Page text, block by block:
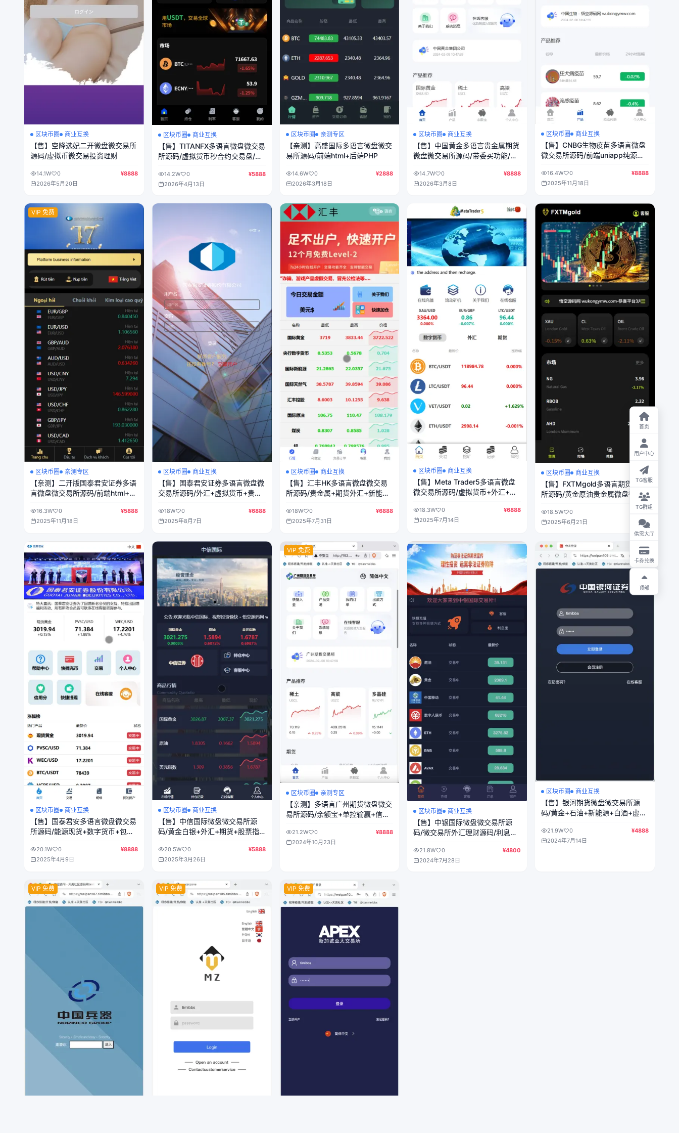
区块币圈 商业互换
【售】空降选妃二开微盘微交易所
源码/虚拟币微交易投资理财
14.1W 0
¥8888
2026年5月20日
区块币圈 商业互换
【售】TITANFX多语言微盘微交易
所源码/虚拟货币秒合约交易盘/前
14.2W 0
¥5888
2026年4月13日
区块币圈 亲测专区
【亲测】高盛国际多语言微盘微交
易所源码/前端html+后端PHP
14.6W 0
¥2888
2026年3月18日
区块币圈 商业互换
【售】中国黄金多语言贵金属期货
微盘微交易所源码/带委买功能/盈
PHP14.7W 0
¥8888
2026年3月8日
区块币圈 商业互换
【售】CNBG生物疫苗多语言微盘
微交易所源码/前端uniapp纯源码
16.4W 0
¥8888
2025年11月18日
VIP 免费
区块币圈 亲测专区
【亲测】二开版国泰君安证券多语
言微盘微交易所源码/前端html+后
16.3W 0
¥5888
2025年11月18日
区块币圈 商业互换
【售】国泰君安证券多语言微盘微
交易所源码/外汇+虚拟货币+贵金
18W 0
¥6888
2025年8月7日
区块币圈 商业互换
【售】汇丰HK多语言微盘微交易
所源码/贵金属+期货外汇+新能源
制/前端html+后端PHP
18W 0
¥6888
2025年7月31日
区块币圈 商业互换
【售】Meta Trader5多语言微盘
微交易所源码/虚拟货币+外汇+期
html+后端php
18.3W 0
¥6888
2025年7月14日
区块币圈 商业互换
【售】FXTMgold多语言期货交易
所源码/黄金原油贵金属微盘微交
易所源码/前端vue纯源码+后端
php18.5W 0
¥6888
2025年6月21日
区块币圈 商业互换
【售】国泰君安多语言微盘微交易
所源码/能源现货+数字货币+包输
20.1W 0
¥8888
2025年4月9日
区块币圈 商业互换
【售】中信国际微盘微交易所源
码/黄金白银+外汇+期货+股票指
20.5W 0
¥5888
2025年3月26日
VIP 免费
区块币圈 亲测专区
【亲测】多语言广州期货微盘微交
易所源码/余额宝+单控输赢+信誉
21.2W 0
¥8888
2024年10月23日
区块币圈 商业互换
【售】中银国际微盘微交易所源
码/微交易所外汇理财源码/利息宝
动范围/前端html+后端PHP
21.8W 0
¥4800
2024年7月28日
区块币圈 商业互换
【售】银河期货微盘微交易所源
码/黄金+石油+新能源+白酒+虚拟
php21.9W 0
¥4888
2024年7月14日
VIP 免费 VIP 免费 VIP 免费
首页
用户中心
TG客服
TG群组
供需大厅
卡券兑换
顶部